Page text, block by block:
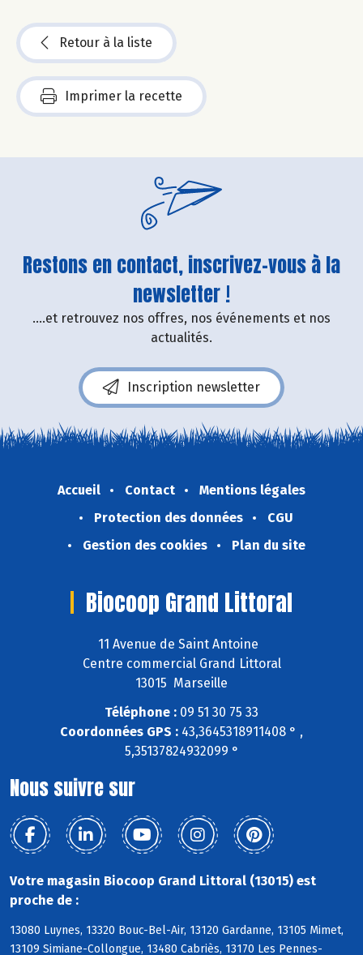
Retour à la liste
Imprimer la recette
Restons en contact, inscrivez-vous à la
newsletter !
....et retrouvez nos offres, nos événements et nos
actualités.
Inscription newsletter
Accueil Contact
Mentions légales
Protection des données
CGU
Gestion des cookies
Plan du site
Biocoop Grand Littoral
11 Avenue de Saint Antoine
Centre commercial Grand Littoral
13015 Marseille
Téléphone : 09 51 30 75 33
Coordonnées GPS : 43,3645318911408 ° ,
5,35137824932099 °
Nous suivre sur
Votre magasin Biocoop Grand Littoral (13015) est
proche de :
13080 Luynes, 13320 Bouc-Bel-Air, 13120 Gardanne, 13105 Mimet,
13109 Simiane-Collongue, 13480 Cabriès, 13170 Les Pennes-